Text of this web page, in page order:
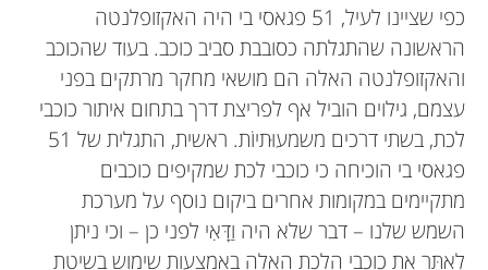
כפי שציינו לעיל, 51 פגאסי בי היה האקזופלנטה
הראשונה שהתגלתה כסובבת סביב כוכב. בעוד שהכוכב
והאקזופלנטה האלה הם מושאי מחקר מרתקים בפני
עצמם, גילוים הוביל אף לפריצת דרך בתחום איתור כוכבי
לכת, בשתי דרכים משמעוּתיוֹת. ראשית, התגלית של 51
פגאסי בי הוכיחה כי כוכבי לכת שמקיפים כוכבים
מתקיימים במקומות אחרים ביקום נוסף על מערכת
השמש שלנו – דבר שלא היה וַדָּאִי לפני כן – וכי ניתן
לְאַתֵּר את כוכבי הלכת האלה באמצעות שימוש בשיטת